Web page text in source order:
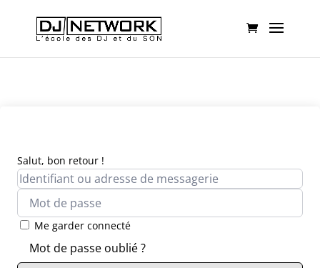
Salut, bon retour !
Me garder connecté
Mot de passe oublié ?